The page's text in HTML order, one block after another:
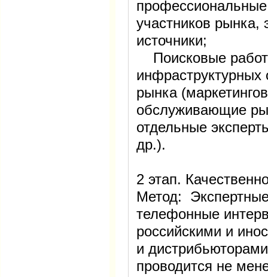
участников
источники;
Поисковые
инфраструктурных
рынка
обслуживающие
отдельные
др.).
2 этап.
Метод:
телефонные
российскими и
и
проводится не